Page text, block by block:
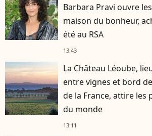
Barbara Pravi ouvre
maison du bonheur,
été au RSA
13:43
La Château Léoube,
entre vignes et bord
de la France, attire les
du monde
13:11